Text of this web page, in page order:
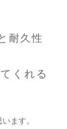
耐久性
くれる
ます。